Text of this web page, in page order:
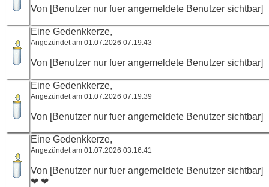
Von [Benutzer nur fuer angemeldete Benutzer sichtbar]
Eine Gedenkkerze,
Angezündet am 01.07.2026 07:19:43
Von [Benutzer nur fuer angemeldete Benutzer sichtbar]
Eine Gedenkkerze,
Angezündet am 01.07.2026 07:19:39
Von [Benutzer nur fuer angemeldete Benutzer sichtbar]
Eine Gedenkkerze,
Angezündet am 01.07.2026 03:16:41
Von [Benutzer nur fuer angemeldete Benutzer sichtbar]
❤ ❤